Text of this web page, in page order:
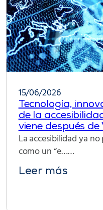
15/06/2026
Tecnología,
de la
viene después
La accesibilidad ya
como un “e……
Leer más